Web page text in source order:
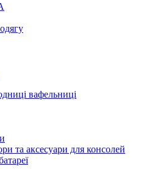
вафельниці
та аксесуари для консолей